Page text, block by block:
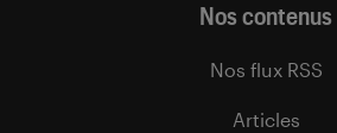
Nos contenus
Nos flux RSS
Articles